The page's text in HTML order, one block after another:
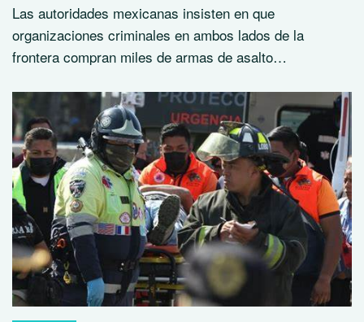
Las autoridades mexicanas insisten en que
organizaciones criminales en ambos lados de la
frontera compran miles de armas de asalto…